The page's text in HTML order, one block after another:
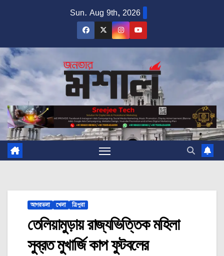
Sun. Aug 9th, 2026
আগরতলা খেলা ত্রিপুরা
তেলিয়ামুড়ায় রাজ্যভিত্তিক মহিলা
সুব্রত মুখার্জি কাপ ফুটবলের